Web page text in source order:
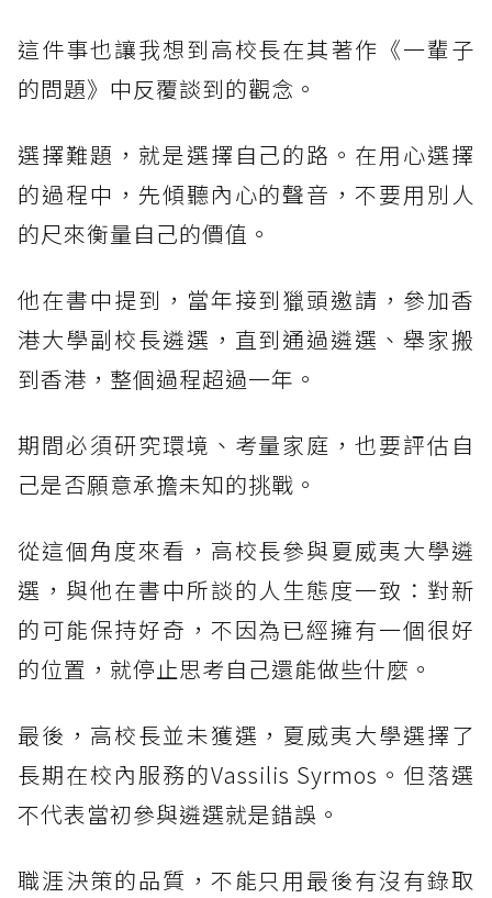
這件事也讓我想到高校長在其著作《一輩子
的問題》中反覆談到的觀念。
選擇難題，就是選擇自己的路。在用心選擇
的過程中，先傾聽內心的聲音，不要用別人
的尺來衡量自己的價值。
他在書中提到，當年接到獵頭邀請，參加香
港大學副校長遴選，直到通過遴選、舉家搬
到香港，整個過程超過一年。
期間必須研究環境、考量家庭，也要評估自
己是否願意承擔未知的挑戰。
從這個角度來看，高校長參與夏威夷大學遴
選，與他在書中所談的人生態度一致：對新
的可能保持好奇，不因為已經擁有一個很好
的位置，就停止思考自己還能做些什麼。
最後，高校長並未獲選，夏威夷大學選擇了
長期在校內服務的Vassilis Syrmos。但落選
不代表當初參與遴選就是錯誤。
職涯決策的品質，不能只用最後有沒有錄取